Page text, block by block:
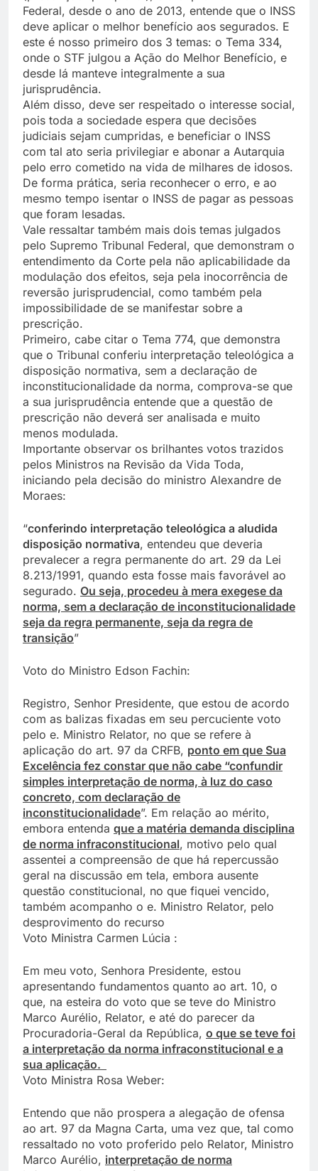
Federal, desde o ano de 2013, entende que o INSS
deve aplicar o melhor benefício aos segurados. E
este é nosso primeiro dos 3 temas: o Tema 334,
onde o STF julgou a Ação do Melhor Benefício, e
desde lá manteve integralmente a sua
jurisprudência.
Além disso, deve ser respeitado o interesse social,
pois toda a sociedade espera que decisões
judiciais sejam cumpridas, e beneficiar o INSS
com tal ato seria privilegiar e abonar a Autarquia
pelo erro cometido na vida de milhares de idosos.
De forma prática, seria reconhecer o erro, e ao
mesmo tempo isentar o INSS de pagar as pessoas
que foram lesadas.
Vale ressaltar também mais dois temas julgados
pelo Supremo Tribunal Federal, que demonstram o
entendimento da Corte pela não aplicabilidade da
modulação dos efeitos, seja pela inocorrência de
reversão jurisprudencial, como também pela
impossibilidade de se manifestar sobre a
prescrição.
Primeiro, cabe citar o Tema 774, que demonstra
que o Tribunal conferiu interpretação teleológica a
disposição normativa, sem a declaração de
inconstitucionalidade da norma, comprova-se que
a sua jurisprudência entende que a questão de
prescrição não deverá ser analisada e muito
menos modulada.
Importante observar os brilhantes votos trazidos
pelos Ministros na Revisão da Vida Toda,
iniciando pela decisão do ministro Alexandre de
Moraes:
“conferindo interpretação teleológica a aludida
disposição normativa, entendeu que deveria
prevalecer a regra permanente do art. 29 da Lei
8.213/1991, quando esta fosse mais favorável ao
segurado. Ou seja, procedeu à mera exegese da
norma, sem a declaração de inconstitucionalidade
seja da regra permanente, seja da regra de
transição”
Voto do Ministro Edson Fachin:
Registro, Senhor Presidente, que estou de acordo
com as balizas fixadas em seu percuciente voto
pelo e. Ministro Relator, no que se refere à
aplicação do art. 97 da CRFB, ponto em que Sua
Excelência fez constar que não cabe “confundir
simples interpretação de norma, à luz do caso
concreto, com declaração de
inconstitucionalidade”. Em relação ao mérito,
embora entenda que a matéria demanda disciplina
de norma infraconstitucional, motivo pelo qual
assentei a compreensão de que há repercussão
geral na discussão em tela, embora ausente
questão constitucional, no que fiquei vencido,
também acompanho o e. Ministro Relator, pelo
desprovimento do recurso
Voto Ministra Carmen Lúcia :
Em meu voto, Senhora Presidente, estou
apresentando fundamentos quanto ao art. 10, o
que, na esteira do voto que se teve do Ministro
Marco Aurélio, Relator, e até do parecer da
Procuradoria-Geral da República, o que se teve foi
a interpretação da norma infraconstitucional e a
sua aplicação.
Voto Ministra Rosa Weber:
Entendo que não prospera a alegação de ofensa
ao art. 97 da Magna Carta, uma vez que, tal como
ressaltado no voto proferido pelo Relator, Ministro
Marco Aurélio, interpretação de norma